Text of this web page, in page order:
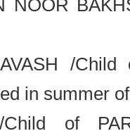
NOOR
/
in
/Child of